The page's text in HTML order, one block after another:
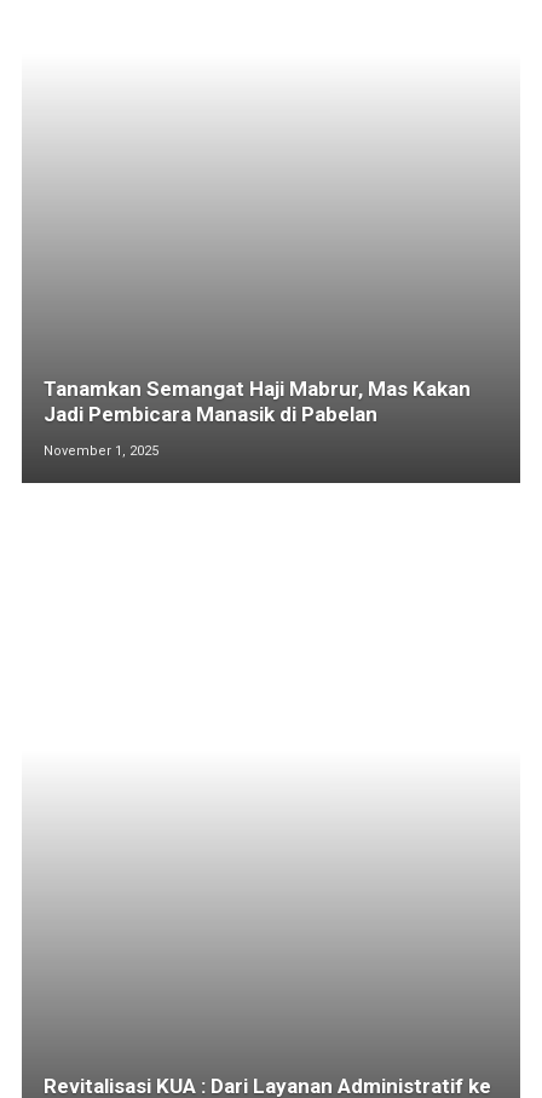
Tanamkan Semangat Haji Mabrur, Mas Kakan
Jadi Pembicara Manasik di Pabelan
November 1, 2025
Revitalisasi KUA : Dari Layanan Administratif ke